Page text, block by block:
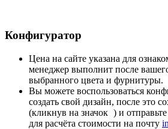
Конфигуратор
Цена на сайте указана для
менеджер выполнит после
выбранного цвета и фурнитуры.
Вы можете воспользоваться
создать свой дизайн, после это
(кликнув на значок ) и
для расчёта стоимости на почту